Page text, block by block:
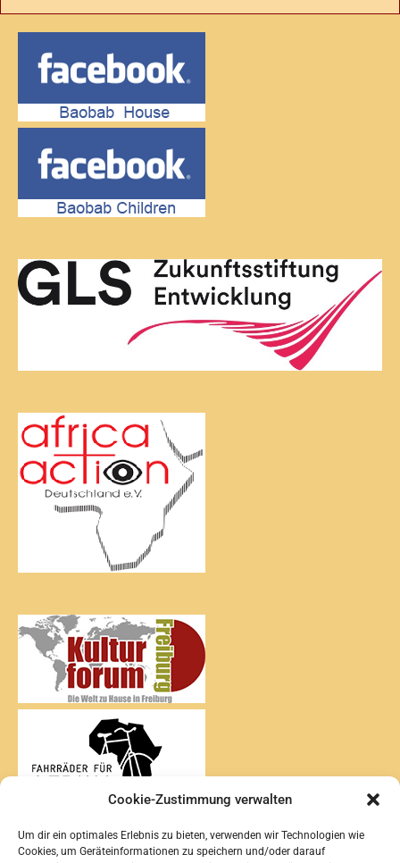
Cookie-Zustimmung verwalten
Um dir ein optimales Erlebnis zu bieten, verwenden wir Technologien wie
Cookies, um Geräteinformationen zu speichern und/oder darauf